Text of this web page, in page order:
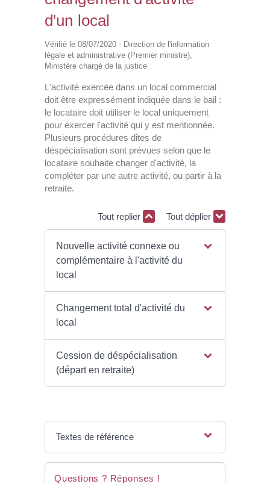
d'un local
Vérifié le 08/07/2020 - Direction de l'information
légale et administrative (Premier ministre),
Ministère chargé de la justice
L'activité exercée dans un local commercial
doit être expressément indiquée dans le bail :
le locataire doit utiliser le local uniquement
pour exercer l'activité qui y est mentionnée.
Plusieurs procédures dites de
déspécialisation sont prévues selon que le
locataire souhaite changer d'activité, la
compléter par une autre activité, ou partir à la
retraite.
Tout replier Tout déplier
Nouvelle activité connexe ou
complémentaire à l'activité du
local
Changement total d'activité du
local
Cession de déspécialisation
(départ en retraite)
Textes de référence
Questions ? Réponses !